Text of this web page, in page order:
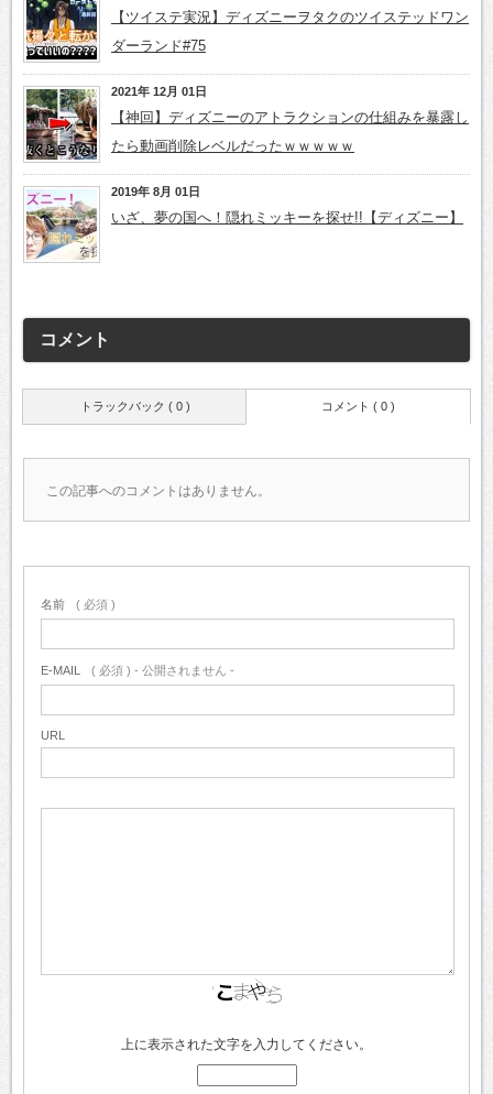
【ツイステ実況】ディズニーヲタクのツイステッドワン
ダーランド#75
2021年 12月 01日
【神回】ディズニーのアトラクションの仕組みを暴露し
たら動画削除レベルだったｗｗｗｗｗ
2019年 8月 01日
いざ、夢の国へ！隠れミッキーを探せ!!【ディズニー】
コメント
トラックバック ( 0 ) コメント ( 0 )
この記事へのコメントはありません。
名前 ( 必須 )
E-MAIL ( 必須 ) - 公開されません -
URL
上に表示された文字を入力してください。